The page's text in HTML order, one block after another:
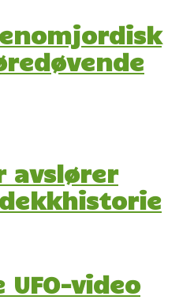
avslører
UFO-video